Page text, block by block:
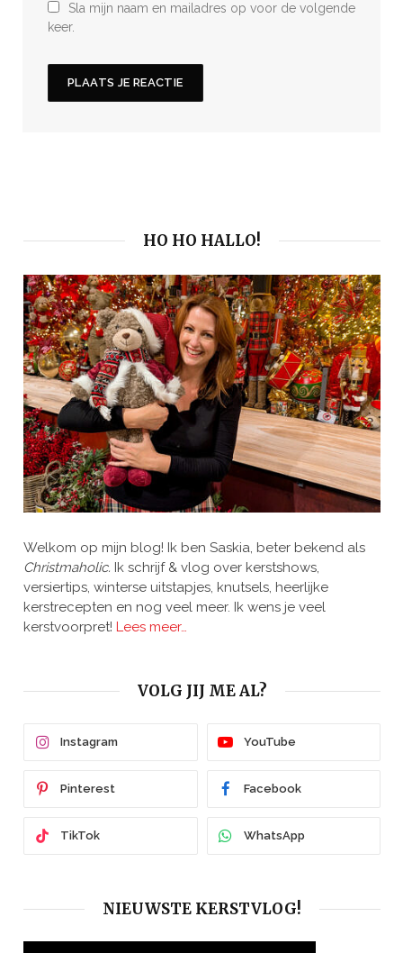
Sla mijn naam en mailadres op voor de volgende
keer.
HO HO HALLO!
Welkom op mijn blog! Ik ben Saskia, beter bekend als
Christmaholic. Ik schrijf & vlog over kerstshows,
versiertips, winterse uitstapjes, knutsels, heerlijke
kerstrecepten en nog veel meer. Ik wens je veel
kerstvoorpret! Lees meer…
VOLG JIJ ME AL?
Instagram YouTube
Pinterest Facebook
TikTok WhatsApp
NIEUWSTE KERSTVLOG!